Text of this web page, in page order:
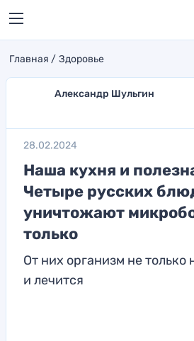
Главная Здоровье
Александр Шульгин
28.02.2024
Наша кухня и
Четыре русских
уничтожают
только
От них организм не только
и лечится